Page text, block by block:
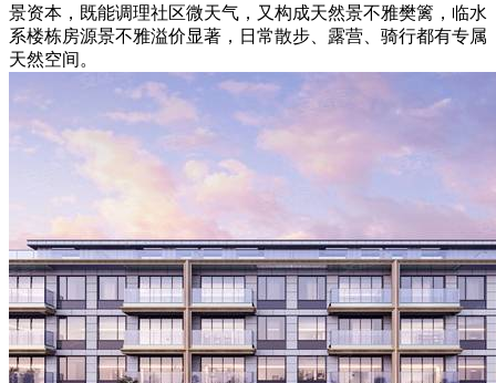
景资本，既能调理社区微天气，又构成天然景不雅樊篱，临水
系楼栋房源景不雅溢价显著，日常散步、露营、骑行都有专属
天然空间。